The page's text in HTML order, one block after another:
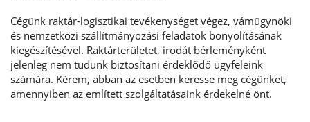
Cégünk raktár-logisztikai tevékenységet végez, vámügynöki
és nemzetközi szállítmányozási feladatok bonyolításának
kiegészítésével. Raktárterületet, irodát bérleményként
jelenleg nem tudunk biztosítani érdeklődő ügyfeleink
számára. Kérem, abban az esetben keresse meg cégünket,
amennyiben az említett szolgáltatásaink érdekelné önt.